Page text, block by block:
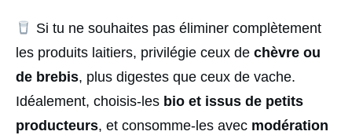
Si tu ne souhaites pas éliminer complètement
les produits laitiers, privilégie ceux de chèvre ou
de brebis, plus digestes que ceux de vache.
Idéalement, choisis-les bio et issus de petits
producteurs, et consomme-les avec modération